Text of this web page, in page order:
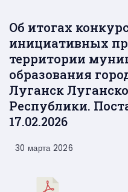
Об итогах
инициативных
территории
образования
Луганск
Республики.
17.02.2026
30 марта 2026